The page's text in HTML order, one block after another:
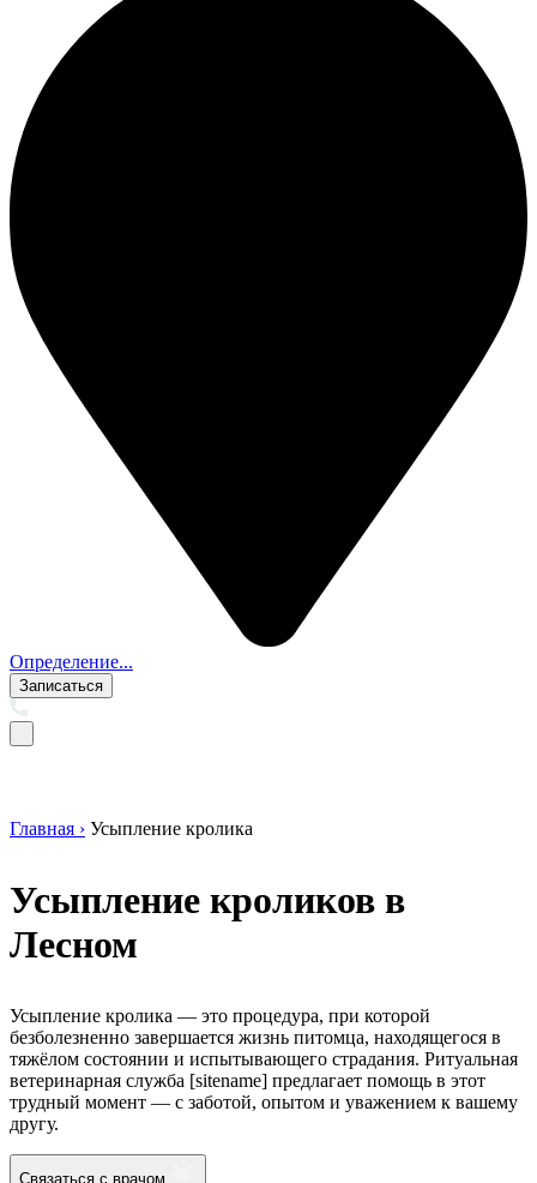
Определение...
Записаться
Главная › Усыпление кролика
Усыпление кроликов в
Лесном
Усыпление кролика — это процедура, при которой
безболезненно завершается жизнь питомца, находящегося в
тяжёлом состоянии и испытывающего страдания. Ритуальная
ветеринарная служба [sitename] предлагает помощь в этот
трудный момент — с заботой, опытом и уважением к вашему
другу.
Связаться с врачом